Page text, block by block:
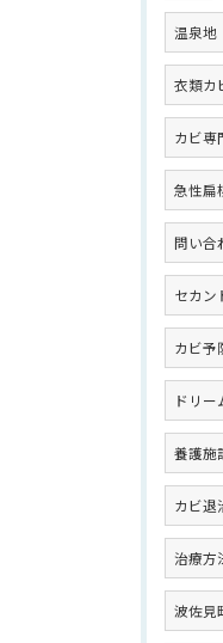
温泉地
衣類カ
カビ専
急性扁
問い合
セカン
カビ予
ドリー
養護施
カビ退
治療方
波佐見